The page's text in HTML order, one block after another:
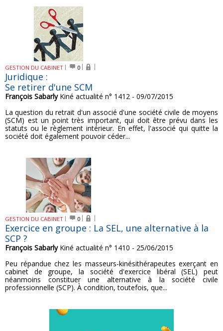
GESTION DU CABINET 0
Juridique :
Se retirer d'une SCM
François SabarlyKiné actualité n° 1412 - 09/07/2015
La question du retrait d'un associé d'une société civile de moyens
(SCM) est un point très important, qui doit être prévu dans les
statuts ou le règlement intérieur. En effet, l'associé qui quitte la
société doit également pouvoir céder...
GESTION DU CABINET 0
Exercice en groupe : La SEL, une alternative à la
SCP ?
François SabarlyKiné actualité n° 1410 - 25/06/2015
Peu répandue chez les masseurs-kinésithérapeutes exerçant en
cabinet de groupe, la société d'exercice libéral (SEL) peut
néanmoins constituer une alternative à la société civile
professionnelle (SCP). À condition, toutefois, que...